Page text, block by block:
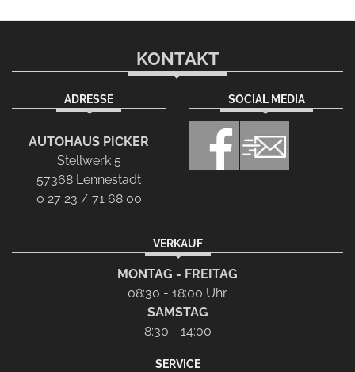
KONTAKT
ADRESSE
AUTOHAUS PICKER
Stellwerk 5
57368 Lennestadt
0 27 23 / 71 68 00
SOCIAL MEDIA
VERKAUF
MONTAG - FREITAG
08:30 - 18:00 Uhr
SAMSTAG
8:30 - 14:00
SERVICE